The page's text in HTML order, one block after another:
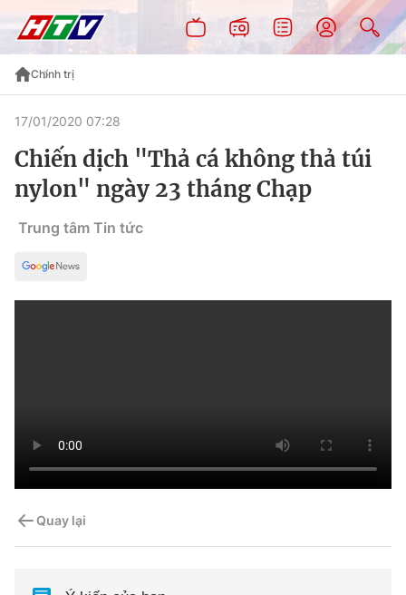
Chính trị
17/01/2020 07:28
Chiến dịch "Thả cá không thả túi
nylon" ngày 23 tháng Chạp
Trung tâm Tin tức
Quay lại